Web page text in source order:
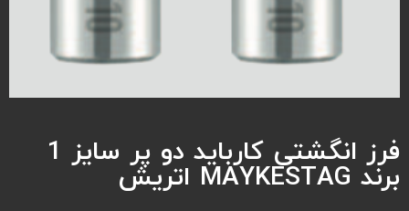
فرز انگشتی کارباید دو پر سایز 1
برند MAYKESTAG اتریش